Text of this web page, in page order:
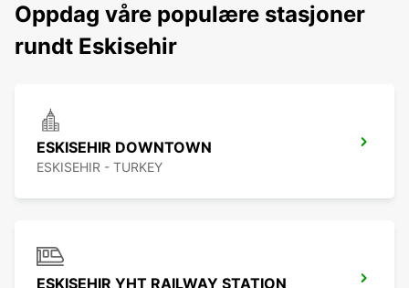
Oppdag våre populære stasjoner
rundt Eskisehir
ESKISEHIR DOWNTOWN
ESKISEHIR - TURKEY
ESKISEHIR YHT RAILWAY STATION